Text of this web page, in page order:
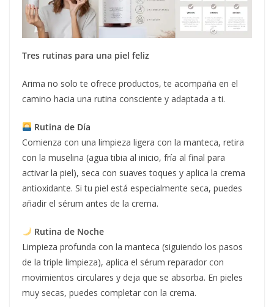
Tres rutinas para una piel feliz
Arima no solo te ofrece productos, te acompaña en el
camino hacia una rutina consciente y adaptada a ti.
Rutina de Día
Comienza con una limpieza ligera con la manteca, retira
con la muselina (agua tibia al inicio, fría al final para
activar la piel), seca con suaves toques y aplica la crema
antioxidante. Si tu piel está especialmente seca, puedes
añadir el sérum antes de la crema.
Rutina de Noche
Limpieza profunda con la manteca (siguiendo los pasos
de la triple limpieza), aplica el sérum reparador con
movimientos circulares y deja que se absorba. En pieles
muy secas, puedes completar con la crema.